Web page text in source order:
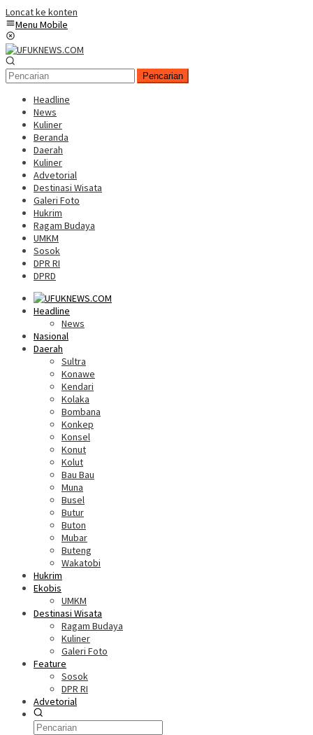
Loncat ke konten
Menu Mobile
Pencarian
Headline
News
Kuliner
Beranda
Daerah
Kuliner
Advetorial
Destinasi Wisata
Galeri Foto
Hukrim
Ragam Budaya
UMKM
Sosok
DPR RI
DPRD
Headline
News
Nasional
Daerah
Sultra
Konawe
Kendari
Kolaka
Bombana
Konkep
Konsel
Konut
Kolut
Bau Bau
Muna
Busel
Butur
Buton
Mubar
Buteng
Wakatobi
Hukrim
Ekobis
UMKM
Destinasi Wisata
Ragam Budaya
Kuliner
Galeri Foto
Feature
Sosok
DPR RI
Advetorial